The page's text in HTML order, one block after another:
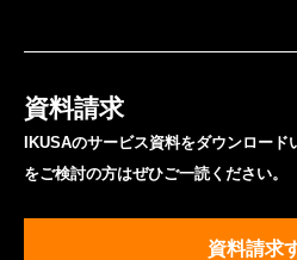
資料請求
IKUSAのサービス資料をダウンロー
をご検討の方はぜひご一読ください。
資料請求